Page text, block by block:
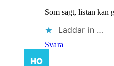
Som sagt, listan kan
Laddar in …
Svara